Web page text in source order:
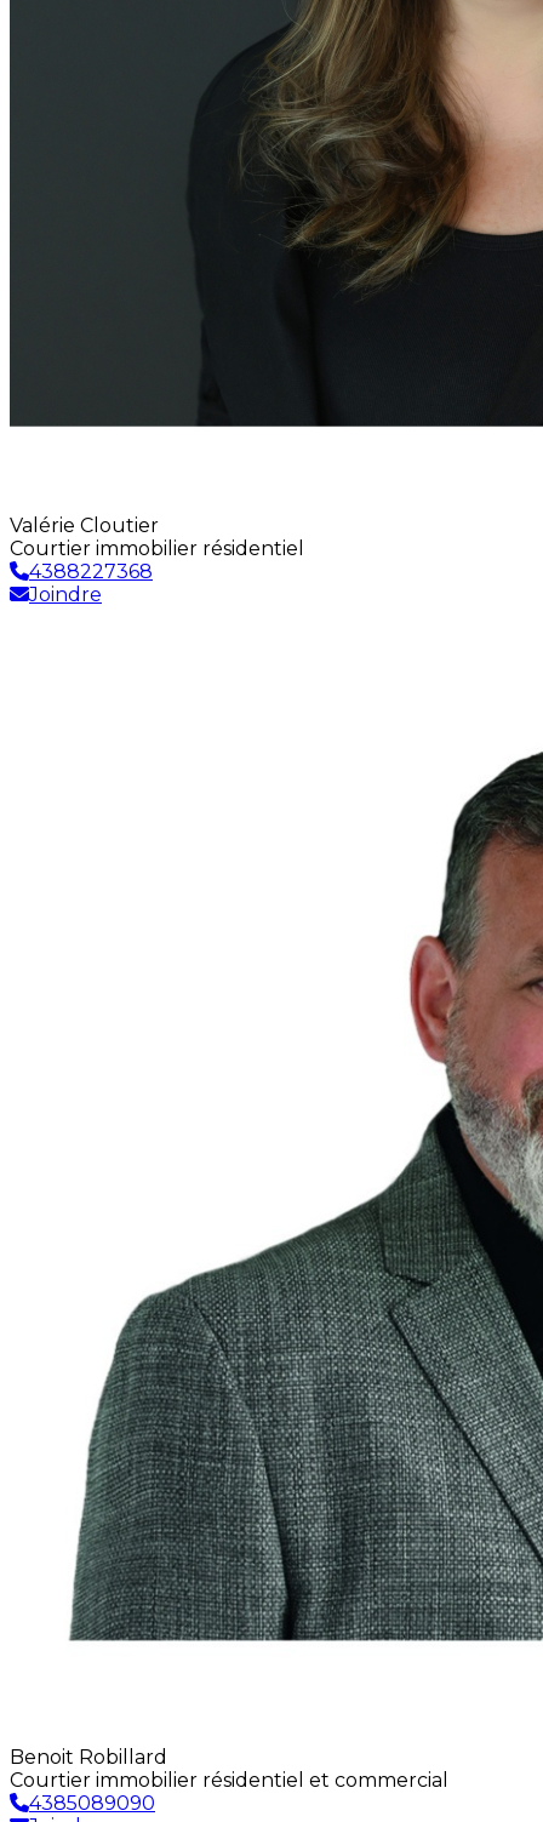
Valérie Cloutier
Courtier immobilier résidentiel
4388227368
Joindre
Benoit Robillard
Courtier immobilier résidentiel et commercial
4385089090